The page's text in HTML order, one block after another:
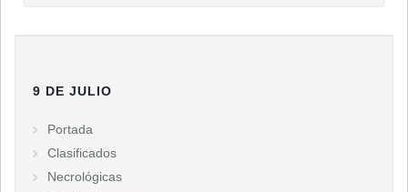
9 DE JULIO
Portada
Clasificados
Necrológicas